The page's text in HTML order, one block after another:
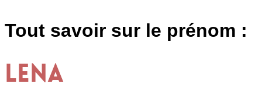
Tout savoir sur le prénom :
LENA